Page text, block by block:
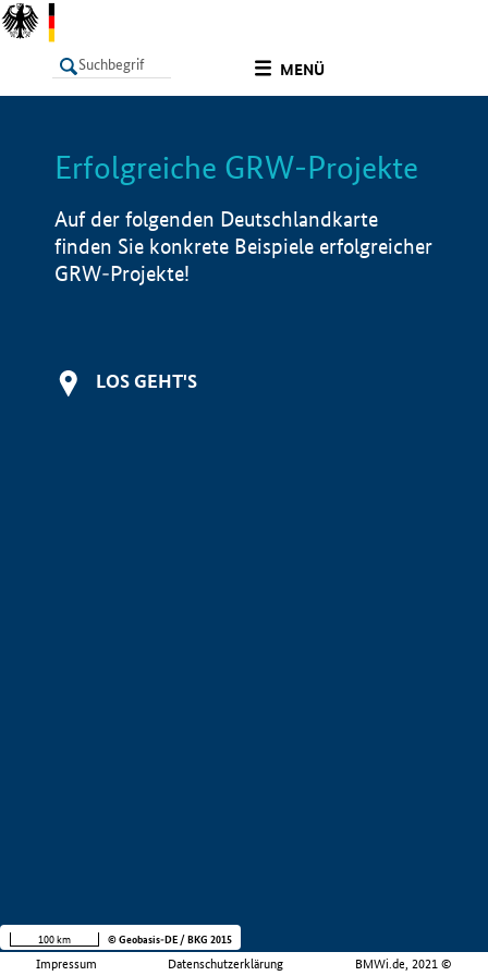
MENÜ
LISTE Info
Erfolgreiche GRW-Projekte
Auf der folgenden Deutschlandkarte
finden Sie konkrete Beispiele erfolgreicher
GRW-Projekte!
LOS GEHT'S
Impressum Datenschutzerklärung BMWi.de, 2021 ©
100 km © Geobasis-DE / BKG 2015